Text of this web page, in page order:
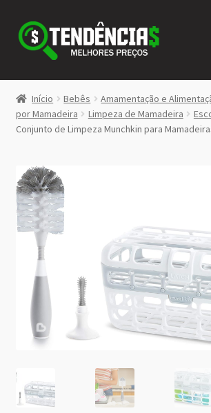
Pular
para
navegação
Pular
para
conteúdo
LOJA
<>
Início Bebês Amamentação e
por Mamadeira
Limpeza de Mamadeira
Conjunto de Limpeza Munchkin para